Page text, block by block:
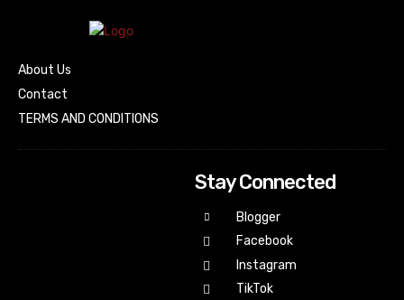
About Us
Contact
TERMS AND CONDITIONS
Stay Connected
Blogger
Facebook
Instagram
TikTok